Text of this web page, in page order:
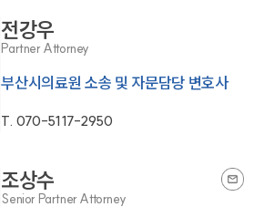
전강우
Partner Attorney
부산시의료원 소송 및 자문담당 변호사
T. 070-5117-2950
조상수
Senior Partner Attorney